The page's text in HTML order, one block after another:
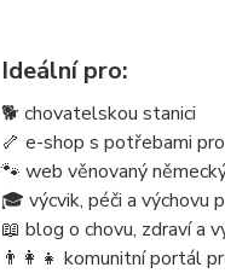
Ideální pro:
🐕 chovatelskou stanici
🦴 e-shop s potřebami
🐾 web věnovaný
🎓 výcvik, péči a výchovu
📖 blog o chovu, zdraví a
👨‍👩‍👧 komunitní portál